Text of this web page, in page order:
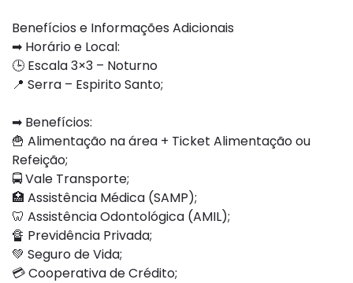
Benefícios e Informações Adicionais
➡ Horário e Local:
🕒 Escala 3×3 – Noturno
📍 Serra – Espirito Santo;
➡ Benefícios:
🍟 Alimentação na área + Ticket Alimentação ou
Refeição;
🚍 Vale Transporte;
🏥 Assistência Médica (SAMP);
🦷 Assistência Odontológica (AMIL);
🔏 Previdência Privada;
💚 Seguro de Vida;
💳 Cooperativa de Crédito;